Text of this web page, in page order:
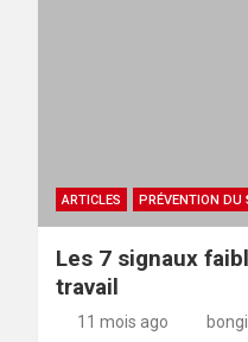
ARTICLES PRÉVENTION DU
Les 7 signaux
travail
11 mois ago